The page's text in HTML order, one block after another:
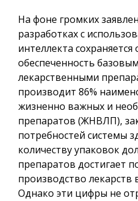
На фоне громких
разработках с
интеллекта
обеспеченность
лекарственными
производит 86%
жизненно важных и
препаратов (ЖНВЛП),
потребностей системы
количеству упаковок
препаратов достигает
производство лекарств
Однако эти цифры не